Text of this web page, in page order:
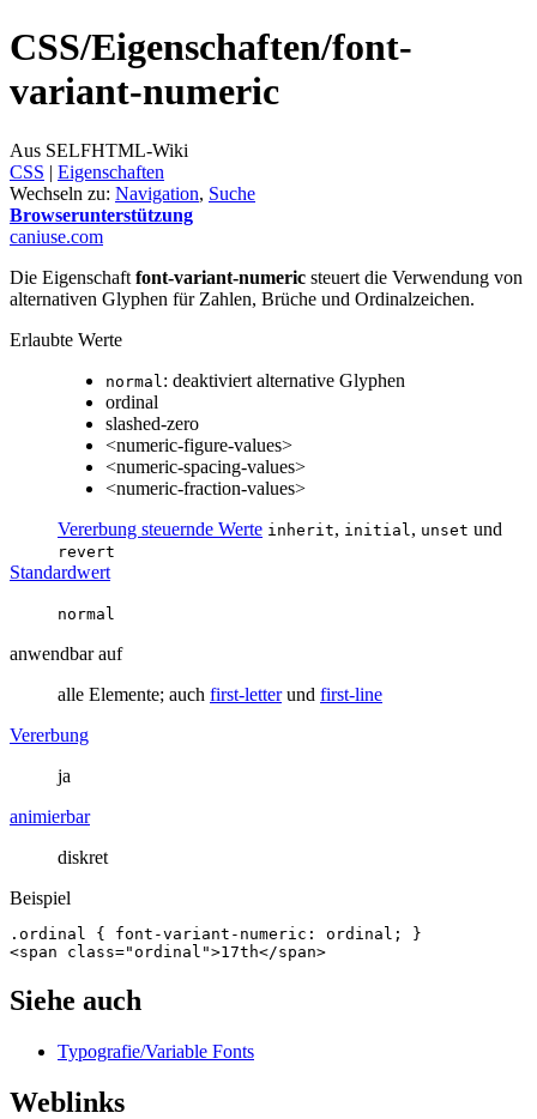
CSS/Eigenschaften/font-
variant-numeric
Aus SELFHTML-Wiki
CSS ‎ | Eigenschaften
Wechseln zu: Navigation, Suche
Browserunterstützung
caniuse.com
Die Eigenschaft font-variant-numeric steuert die Verwendung von
alternativen Glyphen für Zahlen, Brüche und Ordinalzeichen.
Erlaubte Werte
normal : deaktiviert alternative Glyphen
ordinal
slashed-zero
<numeric-figure-values>
<numeric-spacing-values>
<numeric-fraction-values>
Vererbung steuernde Werte inherit, initial , unset und
revert
Standardwert
normal
anwendbar auf
alle Elemente; auch first-letterund first-line
Vererbung
ja
animierbar
diskret
Beispiel
.ordinal { font-variant - numeric : ordinal ;
}
<span class="ordinal">17th</span>
Siehe auch
Typografie/Variable Fonts
Weblinks